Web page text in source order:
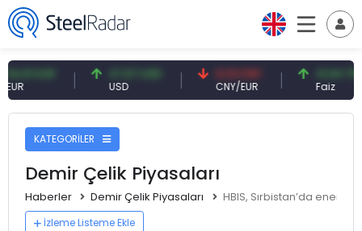
47,57 USD
USD
0,13 CNY
CNY/EUR
41,54 TRY
Faiz
KATEGORİLER
Demir Çelik Piyasaları
Haberler Demir Çelik Piyasaları HBIS, Sırbistan’da enerji
İzleme Listeme Ekle